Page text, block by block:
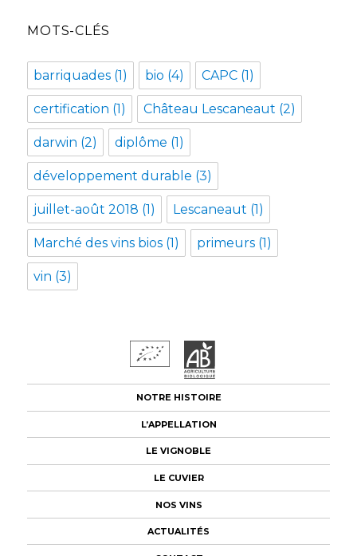
MOTS-CLÉS
barriquades (1) bio (4) CAPC (1)
certification (1) Château Lescaneaut (2)
darwin (2) diplôme (1)
développement durable (3)
juillet-août 2018 (1) Lescaneaut (1)
Marché des vins bios (1) primeurs (1)
vin (3)
NOTRE HISTOIRE
L’APPELLATION
LE VIGNOBLE
LE CUVIER
NOS VINS
ACTUALITÉS